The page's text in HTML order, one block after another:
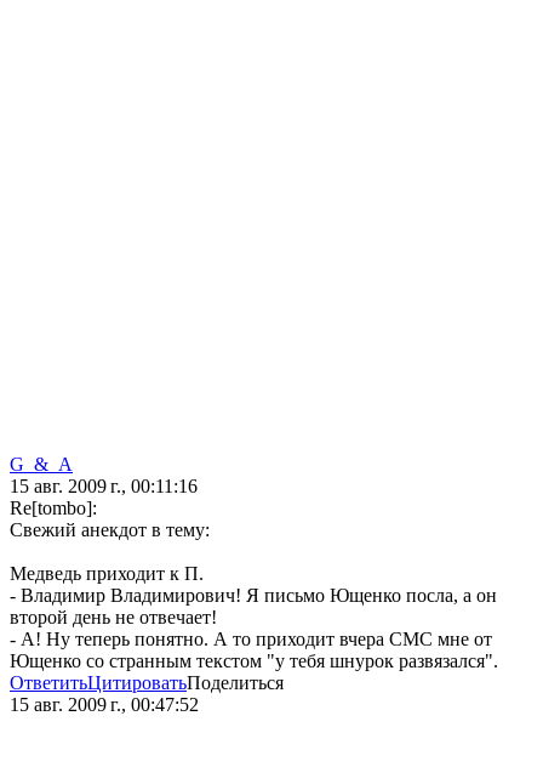
G_&_A
15 авг. 2009 г., 00:11:16
Re[tombo]:
Свежий анекдот в тему:
Медведь приходит к П.
- Владимир Владимирович! Я письмо Ющенко посла, а он
второй день не отвечает!
- А! Ну теперь понятно. А то приходит вчера СМС мне от
Ющенко со странным текстом "у тебя шнурок развязался".
ОтветитьЦитироватьПоделиться
15 авг. 2009 г., 00:47:52